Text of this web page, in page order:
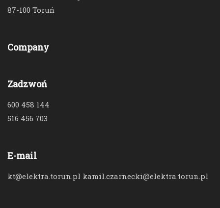
87-100 Toruń
Company
Zadzwoń
600 458 144
516 456 703
E-mail
kt@elektra.torun.pl kamil.czarnecki@elektra.torun.pl